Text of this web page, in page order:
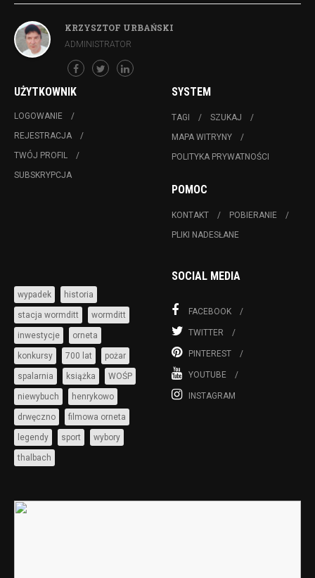
KRZYSZTOF URBAŃSKI
ADMINISTRATOR
UŻYTKOWNIK
LOGOWANIE
REJESTRACJA
TWÓJ PROFIL
SUBSKRYPCJA
SYSTEM
TAGI
SZUKAJ
MAPA WITRYNY
POLITYKA PRYWATNOŚCI
POMOC
KONTAKT
POBIERANIE
PLIKI NADESŁANE
wypadek historia
stacja wormditt wormditt
inwestycje orneta
konkursy 700 lat pożar
spalarnia książka WOŚP
niewybuch henrykowo
drwęczno filmowa orneta
legendy sport wybory
thalbach
SOCIAL MEDIA
FACEBOOK
TWITTER
PINTEREST
YOUTUBE
INSTAGRAM